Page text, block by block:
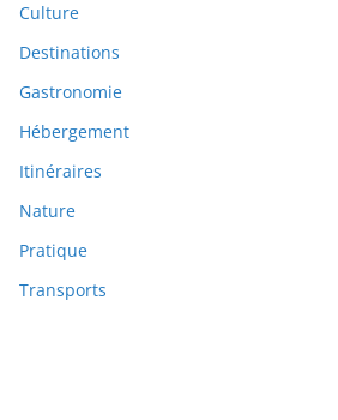
Culture
Destinations
Gastronomie
Hébergement
Itinéraires
Nature
Pratique
Transports